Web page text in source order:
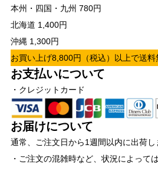
本州・四国・九州 780円
北海道 1,400円
沖縄 1,300円
お買い上げ8,800円（税込）以上で送料
お支払いについて
・クレジットカード
お届けについて
通常、ご注文日から1週間以内に出荷し
・ご注文の混雑時など、状況によって